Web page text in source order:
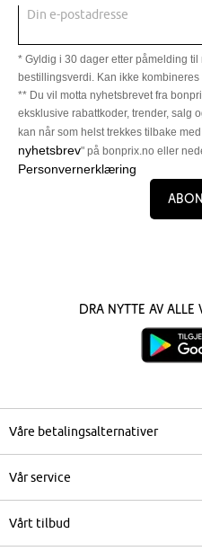
Din e-postadresse
* Gyldig i 30 dager etter påmelding
bestillingsverdi. Kan ikke kombineres
** Du vil motta nyhetsbrevet fra
eksklusive rabattkoder, trender, salg
kan når som helst trekkes tilbake
nyhetsbrev" på bonprix.no eller
Personvernerklæring
Dra nytte av alle
Våre betalingsalternativer
Vår service
Vårt tilbud